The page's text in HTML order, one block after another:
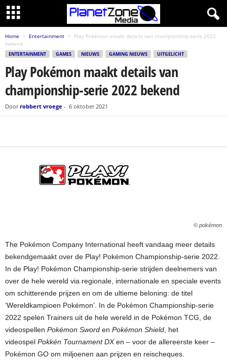
Home Entertainment
Play Pokémon maakt details van championship-serie 2022
bekend
ENTERTAINMENT GAMES NIEUWS GAMING NIEUWS UITGELICHT
Play Pokémon maakt details van
championship-serie 2022 bekend
Door robbert vroege - 6 oktober 2021
© pokémon
The Pokémon Company International heeft vandaag meer details
bekendgemaakt over de Play! Pokémon Championship-serie 2022.
In de Play! Pokémon Championship-serie strijden deelnemers van
over de hele wereld via regionale, internationale en speciale events
om schitterende prijzen en om de ultieme beloning: de titel
‘Wereldkampioen Pokémon’. In de Pokémon Championship-serie
2022 spelen Trainers uit de hele wereld in de Pokémon TCG, de
videospellen Pokémon Sword en Pokémon Shield , het
videospel Pokkén Tournament DXen – voor de allereerste keer –
Pokémon GO om miljoenen aan prijzen en reischeques.